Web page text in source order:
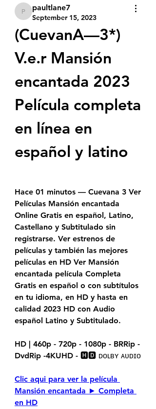
paultlane7
paultlane7
September 15, 2023
(CuevanA—3*)
V.e.r Mansión
encantada 2023
Película completa
en línea en
español y latino
Hace 01 minutos — Cuevana 3 Ver
Películas Mansión encantada
Online Gratis en español, Latino,
Castellano y Subtitulado sin
registrarse. Ver estrenos de
películas y también las mejores
películas en HD Ver Mansión
encantada película Completa
Gratis en español o con subtítulos
en tu idioma, en HD y hasta en
calidad 2023 HD con Audio
español Latino y Subtitulado.
HD | 460p - 720p - 1080p - BRRip -
DvdRip -4KUHD - 🅷🅳 ᴅᴏʟʙʏ ᴀᴜᴅɪᴏ
Clic aqui para ver la película
Mansión encantada ► Completa
en HD